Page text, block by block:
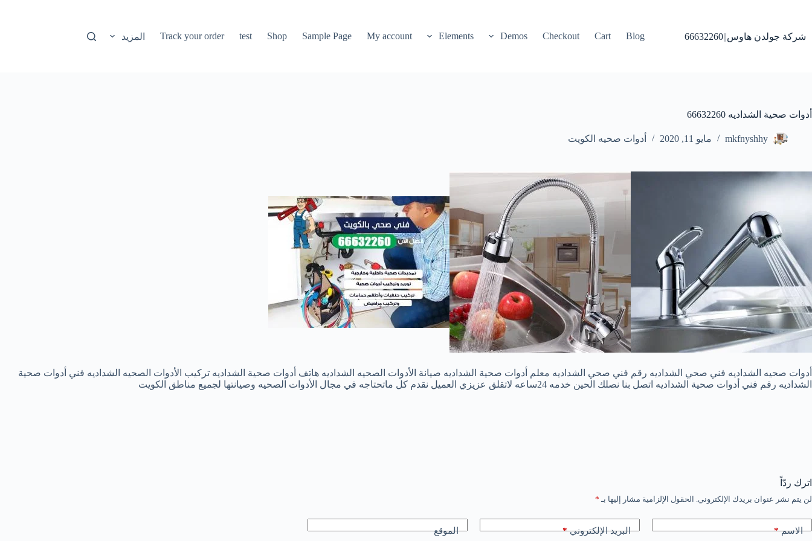
شركة جولدن هاوس||66632260 Blog
Cart
Checkout
Demos
Elements
My account
Sample Page
Shop
test
Track your order المزيد
أدوات صحية الشداديه 66632260
mkfnyshhy مايو 11, 2020 أدوات صحيه الكويت
أدوات صحيه الشداديه فني صحي الشداديه رقم فني صحي الشداديه معلم أدوات صحية الشداديه صيانة الأدوات الصحيه الشداديه هاتف أدوات صحية الشداديه تركيب الأدوات الصحيه الشداديه فني أدوات صحية
الشداديه رقم فني أدوات صحية الشداديه اتصل بنا نصلك الحين خدمه 24ساعه لاتقلق عزيزي العميل نقدم كل ماتحتاجه في مجال الأدوات الصحيه وصيانتها لجميع مناطق الكويت
اترك ردّاً
لن يتم نشر عنوان بريدك الإلكتروني. الحقول الإلزامية مشار إليها بـ *
الاسم* البريد الإلكتروني* الموقع